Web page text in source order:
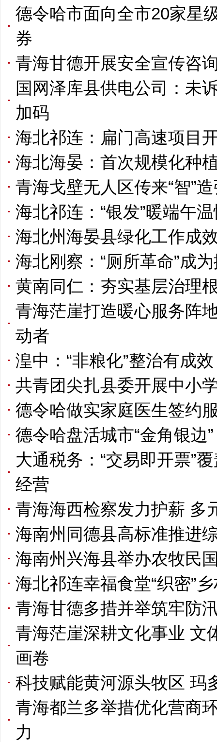
德令哈市面向全市20家星
券
青海甘德开展安全宣传咨
国网泽库县供电公司：未
加码
海北祁连：扁门高速项目
海北海晏：首次规模化种
青海戈壁无人区传来“智”
海北祁连：“银发”暖端午温
海北州海晏县绿化工作成
海北刚察：“厕所革命”成
黄南同仁：夯实基层治理
青海茫崖打造暖心服务阵
动者
湟中：“非粮化”整治有成效
共青团尖扎县委开展中小
德令哈做实家庭医生签约
德令哈盘活城市“金角银边
大通税务：“交易即开票”
经营
青海海西检察发力护薪 多
海南州同德县高标准推进
海南州兴海县举办农牧民
海北祁连幸福食堂“织密”
青海甘德多措并举筑牢防
青海茫崖深耕文化事业 文
画卷
科技赋能黄河源头牧区 玛
青海都兰多举措优化营商
力